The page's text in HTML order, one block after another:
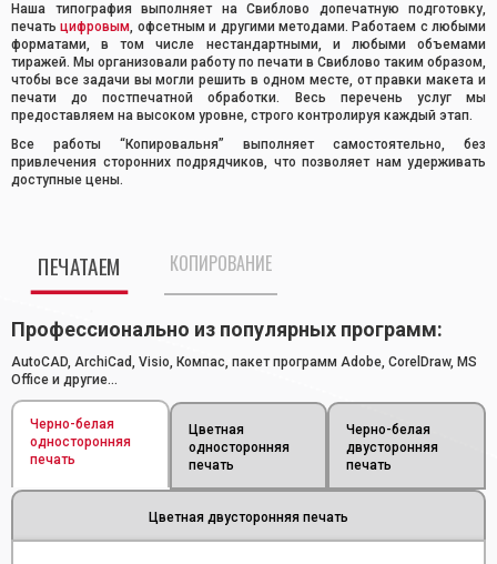
Наша типография выполняет на Свиблово допечатную подготовку,
печатьцифровым, офсетным и другими методами. Работаем с любыми
форматами, в том числе нестандартными, и любыми объемами
тиражей. Мы организовали работу по печати в Свиблово таким образом,
чтобы все задачи вы могли решить в одном месте, от правки макета и
печати до постпечатной обработки. Весь перечень услуг мы
предоставляем на высоком уровне, строго контролируя каждый этап.
Все работы “Копировальня” выполняет самостоятельно, без
привлечения сторонних подрядчиков, что позволяет нам удерживать
доступные цены.
ПЕЧАТАЕМ КОПИРОВАНИЕ
Профессионально из популярных программ:
AutoCAD, ArchiCad, Visio, Компас, пакет программ Adobe, CorelDraw, MS
Office и другие...
Черно-белая
односторонняя
печать
Цветная
односторонняя
печать
Черно-белая
двусторонняя
печать
Цветная двусторонняя печать